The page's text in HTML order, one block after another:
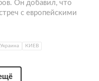
Он добавил, что
с европейскими
КИЕВ